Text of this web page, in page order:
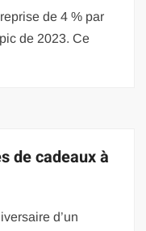
de 4 % par
de 2023. Ce
de cadeaux à
d’un